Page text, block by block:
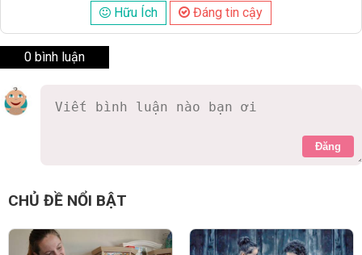
Hữu Ích Đáng tin cậy
0 bình luận
Đăng
CHỦ ĐỀ NỔI BẬT